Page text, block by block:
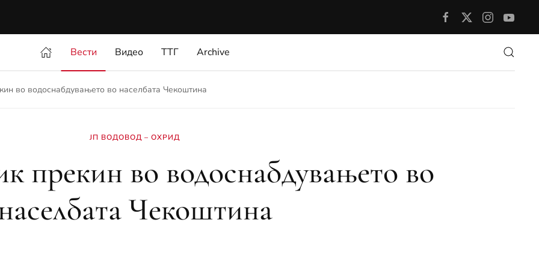
Вести Видео ТТГ Archive
во водоснабдувањето во населбата Чекоштина
ЈП ВОДОВОД – ОХРИД
прекин во водоснабдувањето во
Чекоштина